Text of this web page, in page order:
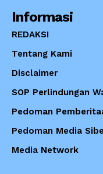
Informasi
REDAKSI
Tentang Kami
Disclaimer
SOP Perlindungan
Pedoman
Pedoman Media
Media Network